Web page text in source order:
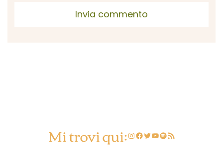
Mi trovi qui:InstagramFacebookTwitter YouTube Spotify Feed RSS